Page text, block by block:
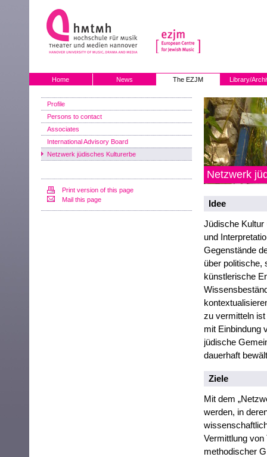
Home News The EZJM Library/
Profile
Persons to contact
Associates
International Advisory Board
Netzwerk jüdisches Kulturerbe
Print version of this page
Mail this page
Netzwerk
Idee
Jüdische Kultur
und
Gegenstände
über politische,
künstlerische
zu vermitteln ist
mit Einbindung
jüdische
dauerhaft
Ziele
Mit dem
werden, in
Vermittlung
methodischer